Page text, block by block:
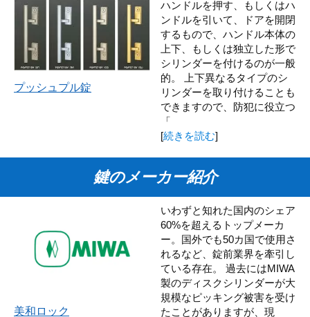
プッシュプル錠
ハンドルを押す、もしくはハ
ンドルを引いて、ドアを開閉
するもので、ハンドル本体の
上下、もしくは独立した形で
シリンダーを付けるのが一般
的。 上下異なるタイプのシ
リンダーを取り付けることも
できますので、防犯に役立つ
「
[続きを読む]
鍵のメーカー紹介
美和ロック
いわずと知れた国内のシェア
60%を超えるトップメーカ
ー。国外でも50カ国で使用さ
れるなど、錠前業界を牽引し
ている存在。 過去にはMIWA
製のディスクシリンダーが大
規模なピッキング被害を受け
たことがありますが、現